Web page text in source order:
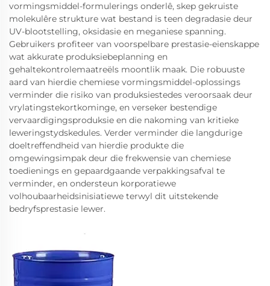
vormingsmiddel-formulerings onderlê, skep gekruiste
molekulêre strukture wat bestand is teen degradasie deur
UV-blootstelling, oksidasie en meganiese spanning.
Gebruikers profiteer van voorspelbare prestasie-eienskappe
wat akkurate produksiebeplanning en
gehaltekontrolemaatreëls moontlik maak. Die robuuste
aard van hierdie chemiese vormingsmiddel-oplossings
verminder die risiko van produksiestedes veroorsaak deur
vrylatingstekortkominge, en verseker bestendige
vervaardigingsproduksie en die nakoming van kritieke
leweringstydskedules. Verder verminder die langdurige
doeltreffendheid van hierdie produkte die
omgewingsimpak deur die frekwensie van chemiese
toedienings en gepaardgaande verpakkingsafval te
verminder, en ondersteun korporatiewe
volhoubaarheidsinisiatiewe terwyl dit uitstekende
bedryfsprestasie lewer.